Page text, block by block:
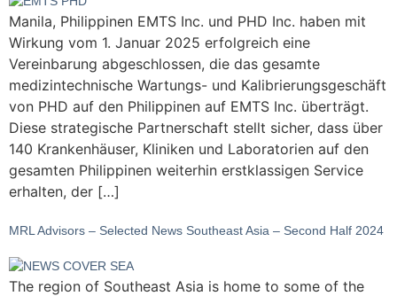
Manila, Philippinen EMTS Inc. und PHD Inc. haben mit
Wirkung vom 1. Januar 2025 erfolgreich eine
Vereinbarung abgeschlossen, die das gesamte
medizintechnische Wartungs- und Kalibrierungsgeschäft
von PHD auf den Philippinen auf EMTS Inc. überträgt.
Diese strategische Partnerschaft stellt sicher, dass über
140 Krankenhäuser, Kliniken und Laboratorien auf den
gesamten Philippinen weiterhin erstklassigen Service
erhalten, der […]
MRL Advisors – Selected News Southeast Asia – Second Half 2024
The region of Southeast Asia is home to some of the